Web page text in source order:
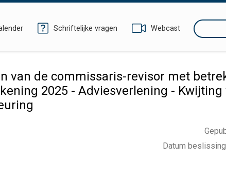
Schriftelijke vragen Webcast Zoeken
van de commissaris-revisor met
2025 - Adviesverlening - Kwijting
Datum beslissing